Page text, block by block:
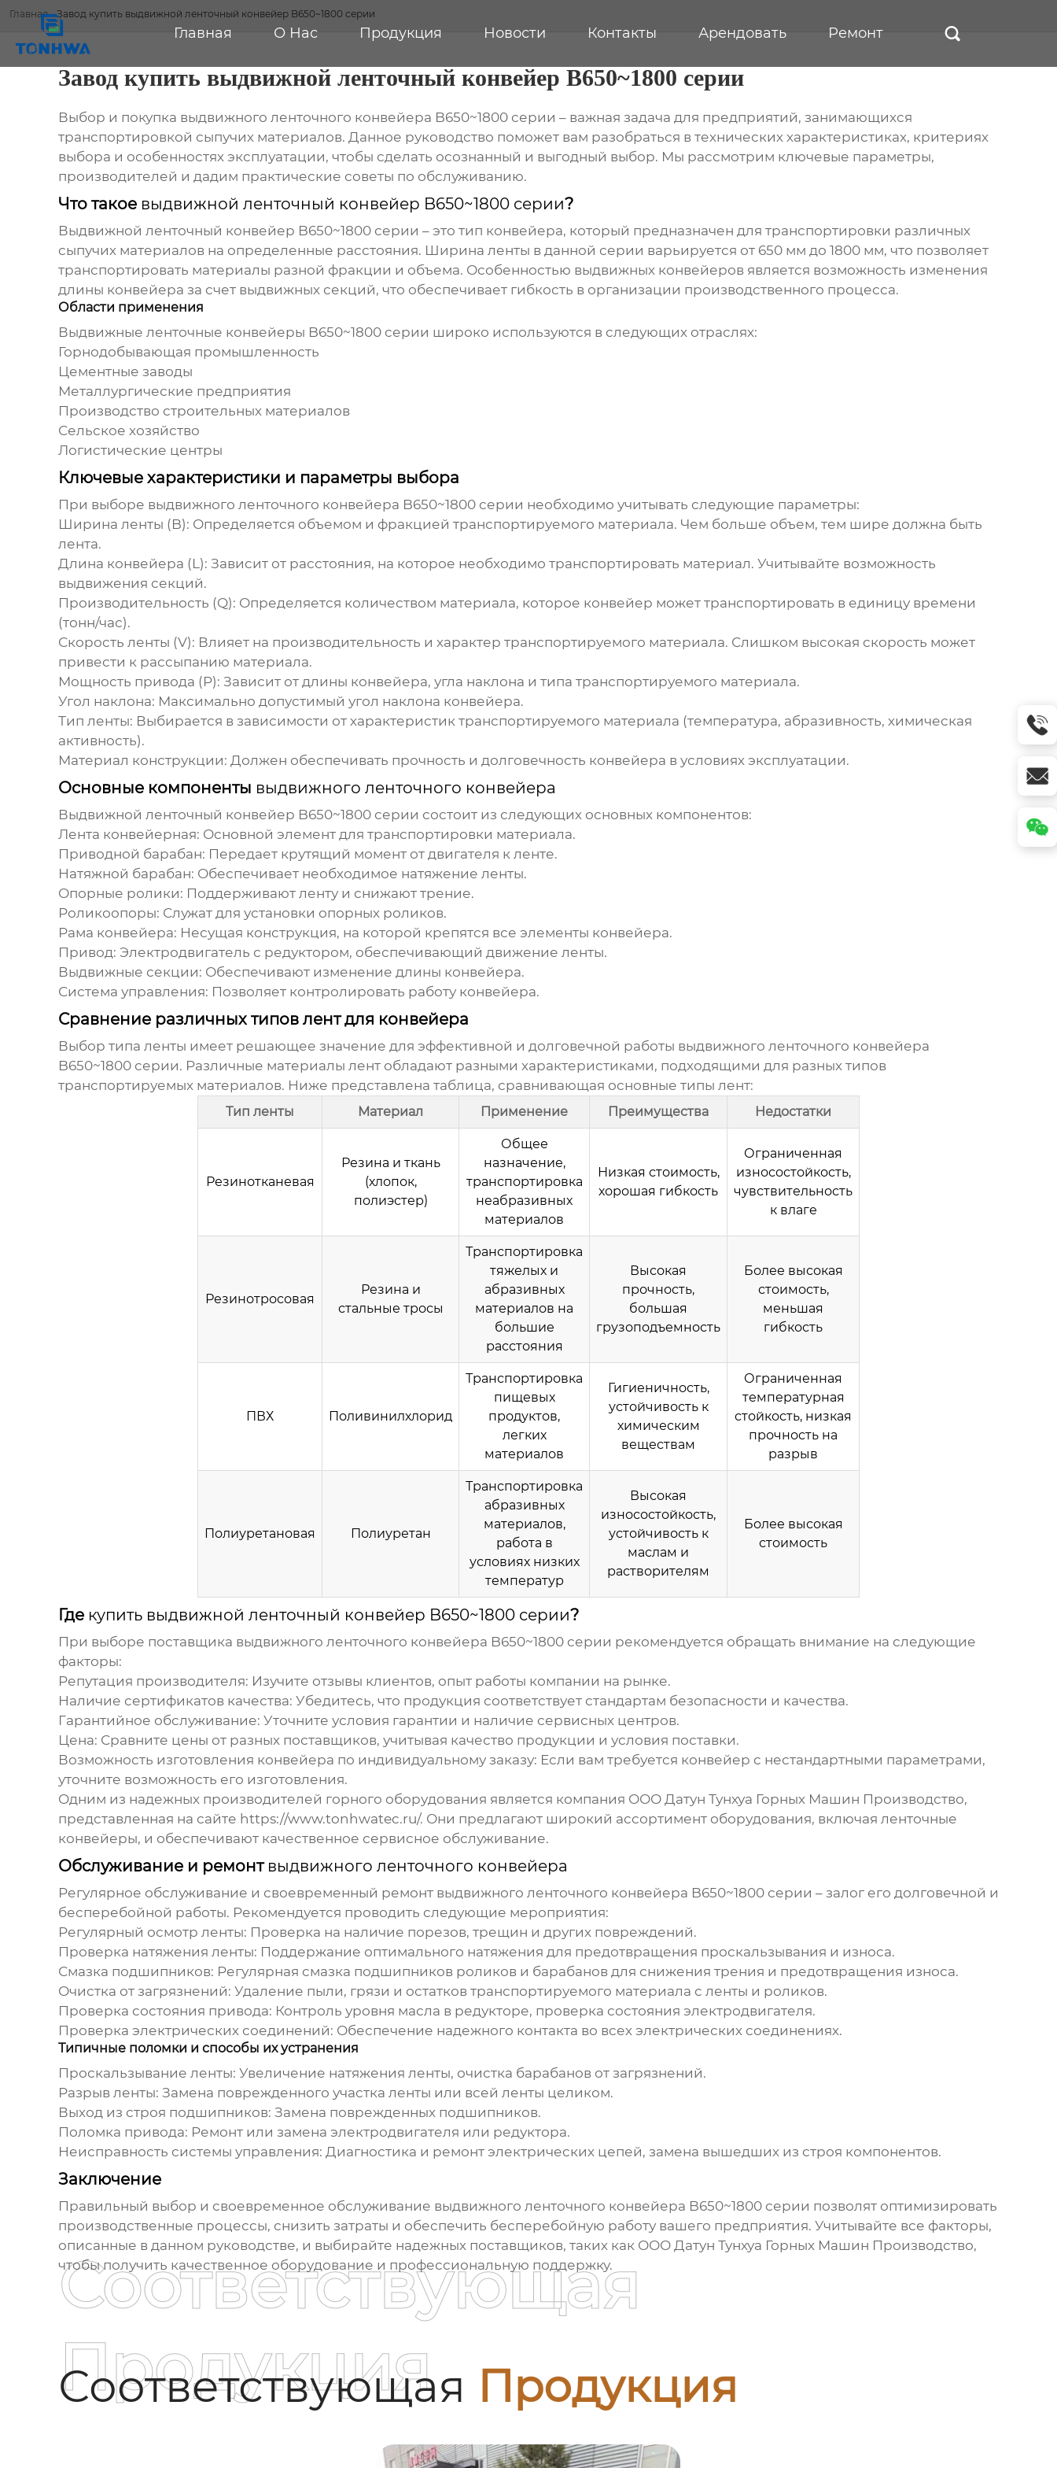
Главная О Нас Продукция Новости Контакты Арендовать Ремонт 
Главная-Завод купить выдвижной ленточный конвейер B650~1800 серии
Завод купить выдвижной ленточный конвейер B650~1800 серии
Выбор и покупка выдвижного ленточного конвейера B650~1800 серии – важная задача для предприятий, занимающихся
транспортировкой сыпучих материалов. Данное руководство поможет вам разобраться в технических характеристиках, критериях
выбора и особенностях эксплуатации, чтобы сделать осознанный и выгодный выбор. Мы рассмотрим ключевые параметры,
производителей и дадим практические советы по обслуживанию.
Что такое выдвижной ленточный конвейер B650~1800 серии?
Выдвижной ленточный конвейер B650~1800 серии – это тип конвейера, который предназначен для транспортировки различных
сыпучих материалов на определенные расстояния. Ширина ленты в данной серии варьируется от 650 мм до 1800 мм, что позволяет
транспортировать материалы разной фракции и объема. Особенностью выдвижных конвейеров является возможность изменения
длины конвейера за счет выдвижных секций, что обеспечивает гибкость в организации производственного процесса.
Области применения
Выдвижные ленточные конвейеры B650~1800 серии широко используются в следующих отраслях:
Горнодобывающая промышленность
Цементные заводы
Металлургические предприятия
Производство строительных материалов
Сельское хозяйство
Логистические центры
Ключевые характеристики и параметры выбора
При выборе выдвижного ленточного конвейера B650~1800 серии необходимо учитывать следующие параметры:
Ширина ленты (B): Определяется объемом и фракцией транспортируемого материала. Чем больше объем, тем шире должна быть
лента.
Длина конвейера (L): Зависит от расстояния, на которое необходимо транспортировать материал. Учитывайте возможность
выдвижения секций.
Производительность (Q): Определяется количеством материала, которое конвейер может транспортировать в единицу времени
(тонн/час).
Скорость ленты (V): Влияет на производительность и характер транспортируемого материала. Слишком высокая скорость может
привести к рассыпанию материала.
Мощность привода (P): Зависит от длины конвейера, угла наклона и типа транспортируемого материала.
Угол наклона: Максимально допустимый угол наклона конвейера.
Тип ленты: Выбирается в зависимости от характеристик транспортируемого материала (температура, абразивность, химическая
активность).
Материал конструкции: Должен обеспечивать прочность и долговечность конвейера в условиях эксплуатации.
Основные компоненты выдвижного ленточного конвейера
Выдвижной ленточный конвейер B650~1800 серии состоит из следующих основных компонентов:
Лента конвейерная: Основной элемент для транспортировки материала.
Приводной барабан: Передает крутящий момент от двигателя к ленте.
Натяжной барабан: Обеспечивает необходимое натяжение ленты.
Опорные ролики: Поддерживают ленту и снижают трение.
Роликоопоры: Служат для установки опорных роликов.
Рама конвейера: Несущая конструкция, на которой крепятся все элементы конвейера.
Привод: Электродвигатель с редуктором, обеспечивающий движение ленты.
Выдвижные секции: Обеспечивают изменение длины конвейера.
Система управления: Позволяет контролировать работу конвейера.
Сравнение различных типов лент для конвейера
Выбор типа ленты имеет решающее значение для эффективной и долговечной работы выдвижного ленточного конвейера
B650~1800 серии. Различные материалы лент обладают разными характеристиками, подходящими для разных типов
транспортируемых материалов. Ниже представлена таблица, сравнивающая основные типы лент:
Тип ленты Материал Применение Преимущества Недостатки
Резинотканевая
Резина и ткань
(хлопок,
полиэстер)
Общее
назначение,
транспортировка
неабразивных
материалов
Низкая стоимость,
хорошая гибкость
Ограниченная
износостойкость,
чувствительность
к влаге
Резинотросовая
Резина и
стальные тросы
Транспортировка
тяжелых и
абразивных
материалов на
большие
расстояния
Высокая
прочность,
большая
грузоподъемность
Более высокая
стоимость,
меньшая
гибкость
ПВХ Поливинилхлорид
Транспортировка
пищевых
продуктов,
легких
материалов
Гигиеничность,
устойчивость к
химическим
веществам
Ограниченная
температурная
стойкость, низкая
прочность на
разрыв
Полиуретановая Полиуретан
Транспортировка
абразивных
материалов,
работа в
условиях низких
температур
Высокая
износостойкость,
устойчивость к
маслам и
растворителям
Более высокая
стоимость
Где купить выдвижной ленточный конвейер B650~1800 серии?
При выборе поставщика выдвижного ленточного конвейера B650~1800 серии рекомендуется обращать внимание на следующие
факторы:
Репутация производителя: Изучите отзывы клиентов, опыт работы компании на рынке.
Наличие сертификатов качества: Убедитесь, что продукция соответствует стандартам безопасности и качества.
Гарантийное обслуживание: Уточните условия гарантии и наличие сервисных центров.
Цена: Сравните цены от разных поставщиков, учитывая качество продукции и условия поставки.
Возможность изготовления конвейера по индивидуальному заказу: Если вам требуется конвейер с нестандартными параметрами,
уточните возможность его изготовления.
Одним из надежных производителей горного оборудования является компания ООО Датун Тунхуа Горных Машин Производство,
представленная на сайте https://www.tonhwatec.ru/. Они предлагают широкий ассортимент оборудования, включая ленточные
конвейеры, и обеспечивают качественное сервисное обслуживание.
Обслуживание и ремонт выдвижного ленточного конвейера
Регулярное обслуживание и своевременный ремонт выдвижного ленточного конвейера B650~1800 серии – залог его долговечной и
бесперебойной работы. Рекомендуется проводить следующие мероприятия:
Регулярный осмотр ленты: Проверка на наличие порезов, трещин и других повреждений.
Проверка натяжения ленты: Поддержание оптимального натяжения для предотвращения проскальзывания и износа.
Смазка подшипников: Регулярная смазка подшипников роликов и барабанов для снижения трения и предотвращения износа.
Очистка от загрязнений: Удаление пыли, грязи и остатков транспортируемого материала с ленты и роликов.
Проверка состояния привода: Контроль уровня масла в редукторе, проверка состояния электродвигателя.
Проверка электрических соединений: Обеспечение надежного контакта во всех электрических соединениях.
Типичные поломки и способы их устранения
Проскальзывание ленты: Увеличение натяжения ленты, очистка барабанов от загрязнений.
Разрыв ленты: Замена поврежденного участка ленты или всей ленты целиком.
Выход из строя подшипников: Замена поврежденных подшипников.
Поломка привода: Ремонт или замена электродвигателя или редуктора.
Неисправность системы управления: Диагностика и ремонт электрических цепей, замена вышедших из строя компонентов.
Заключение
Правильный выбор и своевременное обслуживание выдвижного ленточного конвейера B650~1800 серии позволят оптимизировать
производственные процессы, снизить затраты и обеспечить бесперебойную работу вашего предприятия. Учитывайте все факторы,
описанные в данном руководстве, и выбирайте надежных поставщиков, таких как ООО Датун Тунхуа Горных Машин Производство,
чтобы получить качественное оборудование и профессиональную поддержку.
Соответствующая Продукция
Соответствующая
Продукция